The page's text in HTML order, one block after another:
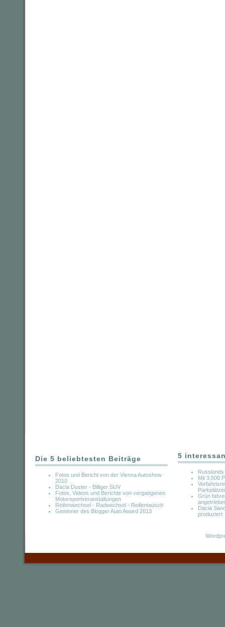
Die 5 beliebtesten Beiträge
Fotos und Bericht von der Vienna Autoshow
2010
Dacia Duster - Billiger SUV
Fotos, Videos und Berichte von vergangenen
Motorsportveranstaltungen
Reifenwechsel - Radwechsel - Reifentausch
Gewinner des Blogger Auto Award 2013
5
Russlands
Mit 3.500
Grün
Dacia
produziert